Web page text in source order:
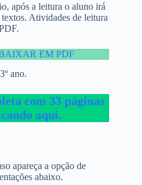
após a leitura o aluno irá
Atividades de leitura
EM PDF
ano.
com 33 páginas
aqui.
apareça a opção de
abaixo.